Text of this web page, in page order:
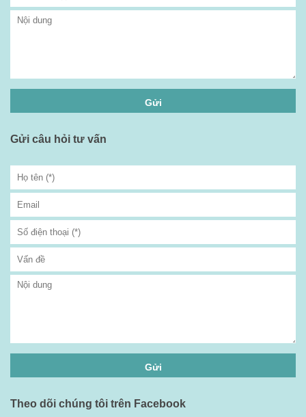
Gửi câu hỏi tư vấn
Theo dõi chúng tôi trên Facebook